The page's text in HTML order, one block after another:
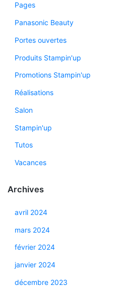
Pages
Panasonic Beauty
Portes ouvertes
Produits Stampin'up
Promotions Stampin'up
Réalisations
Salon
Stampin'up
Tutos
Vacances
Archives
avril 2024
mars 2024
février 2024
janvier 2024
décembre 2023